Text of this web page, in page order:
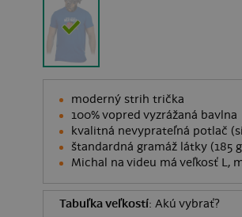
moderný strih trička
100% vopred vyzrážaná bavlna
kvalitná nevyprateľná potlač
štandardná gramáž látky (185
Michal na videu má veľkosť L,
Tabuľka veľkostí: Akú vybrať?